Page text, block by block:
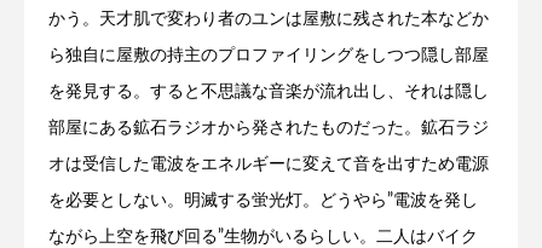
かう。天才肌で変わり者のユンは屋敷に残された本などか
ら独自に屋敷の持主のプロファイリングをしつつ隠し部屋
を発見する。すると不思議な音楽が流れ出し、それは隠し
部屋にある鉱石ラジオから発されたものだった。鉱石ラジ
オは受信した電波をエネルギーに変えて音を出すため電源
を必要としない。明滅する蛍光灯。どうやら”電波を発し
ながら上空を飛び回る”生物がいるらしい。二人はバイク